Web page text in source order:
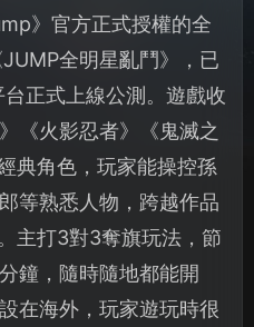
》官方正式授權的全
全明星亂鬥》，已
正式上線公測。遊戲收
《火影忍者》《鬼滅之
典角色，玩家能操控孫
等熟悉人物，跨越作品
主打3對3奪旗玩法，節
鐘，隨時隨地都能開
在海外，玩家遊玩時很